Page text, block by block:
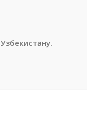
Узбекистану.